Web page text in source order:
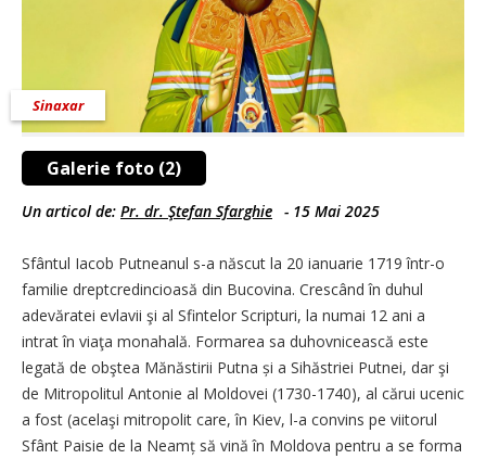
Galerie foto (2)
Sinaxar
Un articol de: Pr. dr. Ştefan Sfarghie - 15 Mai 2025
Sfântul Iacob Putneanul s-a născut la 20 ianuarie 1719 într-o
familie dreptcredincioasă din Bucovina. Crescând în duhul
adevăratei evla­vii şi al Sfintelor Scripturi, la numai 12 ani a
intrat în viaţa monahală. Formarea sa duhovnicească este
legată de obştea Mănăstirii Putna și a Sihăstriei Putnei, dar şi
de Mitropolitul Antonie al Moldovei (1730-1740), al cărui ucenic
a fost (acelaşi mitropolit care, în Kiev, l-a convins pe viitorul
Sfânt Paisie de la Neamț să vină în Moldova pentru a se forma